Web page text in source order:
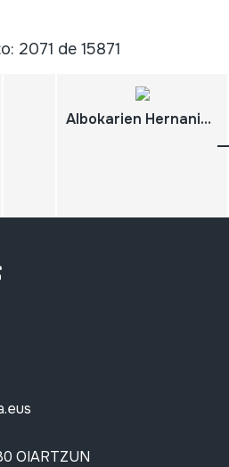
2071 de 15871
Albokarien Hernaniko 14. Topaketa. Hernani. 2007-11-18 Herri Musikaren 6. Jardunaldiak. Oiartzun, 2007-11-17. 'Launeddas' eta Alboka joleen Jaialdia. Oiartzun, 2007-11-17.
OIARTZUN